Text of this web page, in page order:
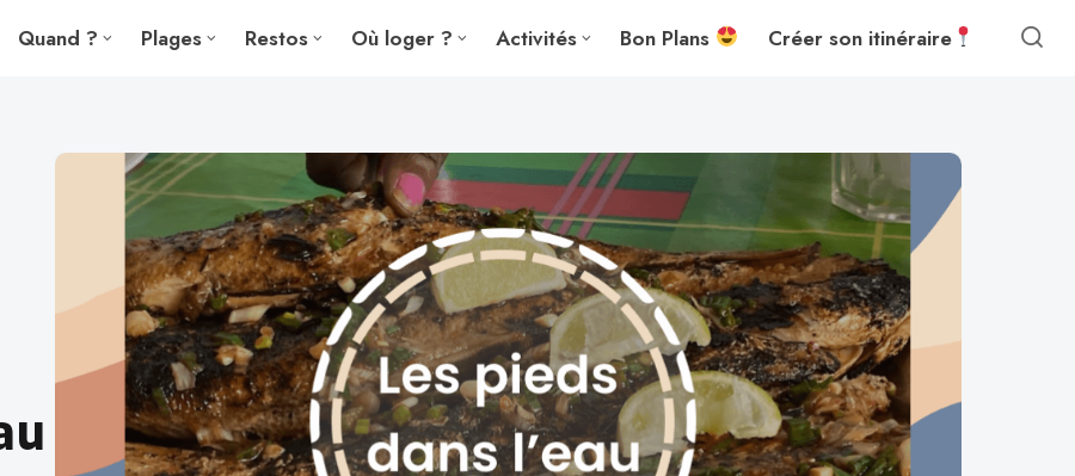
Quand ? Plages Restos Où loger ? Activités Bon Plans Créer son itinéraire